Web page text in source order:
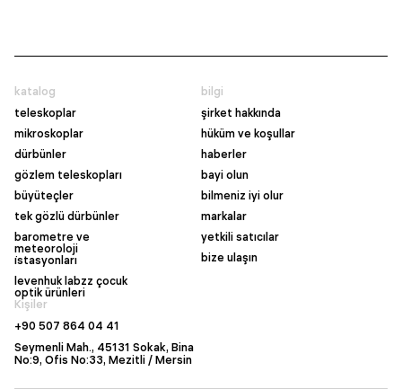
katalog
teleskoplar
mikroskoplar
dürbünler
gözlem teleskopları
büyüteçler
tek gözlü dürbünler
barometre ve
meteoroloji
i̇stasyonları
levenhuk labzz çocuk
optik ürünleri
bilgi
şirket hakkında
hüküm ve koşullar
haberler
bayi olun
bilmeniz iyi olur
markalar
yetkili satıcılar
bize ulaşın
Kişiler
+90 507 864 04 41
Seymenli Mah., 45131 Sokak, Bina
No:9, Ofis No:33, Mezitli / Mersin